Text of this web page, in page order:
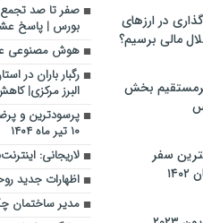
در ارزهای
مالی برسیم؟
بخش
سفر
صفر تا صد تجمع
بورس | پاسخ
هوش مصنوعی
رگبار باران در
البرز مرکزی|
پرسودترین و
۱۰ تیر ماه ۱۴۰۴
لاریجانی:
اظهارات جدید
مدیر ساختمان